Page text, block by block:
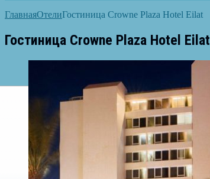
ГлавнаяОтелиГостиница Crowne Plaza Hotel Eilat
Гостиница Crowne Plaza Hotel Eilat